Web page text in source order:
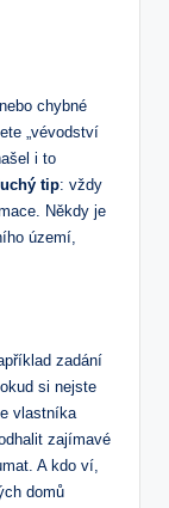
chybné
„vévodství
i to
tip: vždy
Někdy je
území,
zadání
si nejste
vlastníka
zajímavé
A kdo ví,
domů